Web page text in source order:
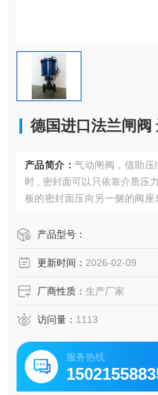
产品简介： 气动闸阀，借助压
时 , 密封面可以只依靠介质压
板的密封面压向另一侧的阀座
靠外力强行将闸板压向阀座 ,
产品型号：
更新时间： 2026-02-09
厂商性质： 生产厂家
访问量： 1113
服务热线